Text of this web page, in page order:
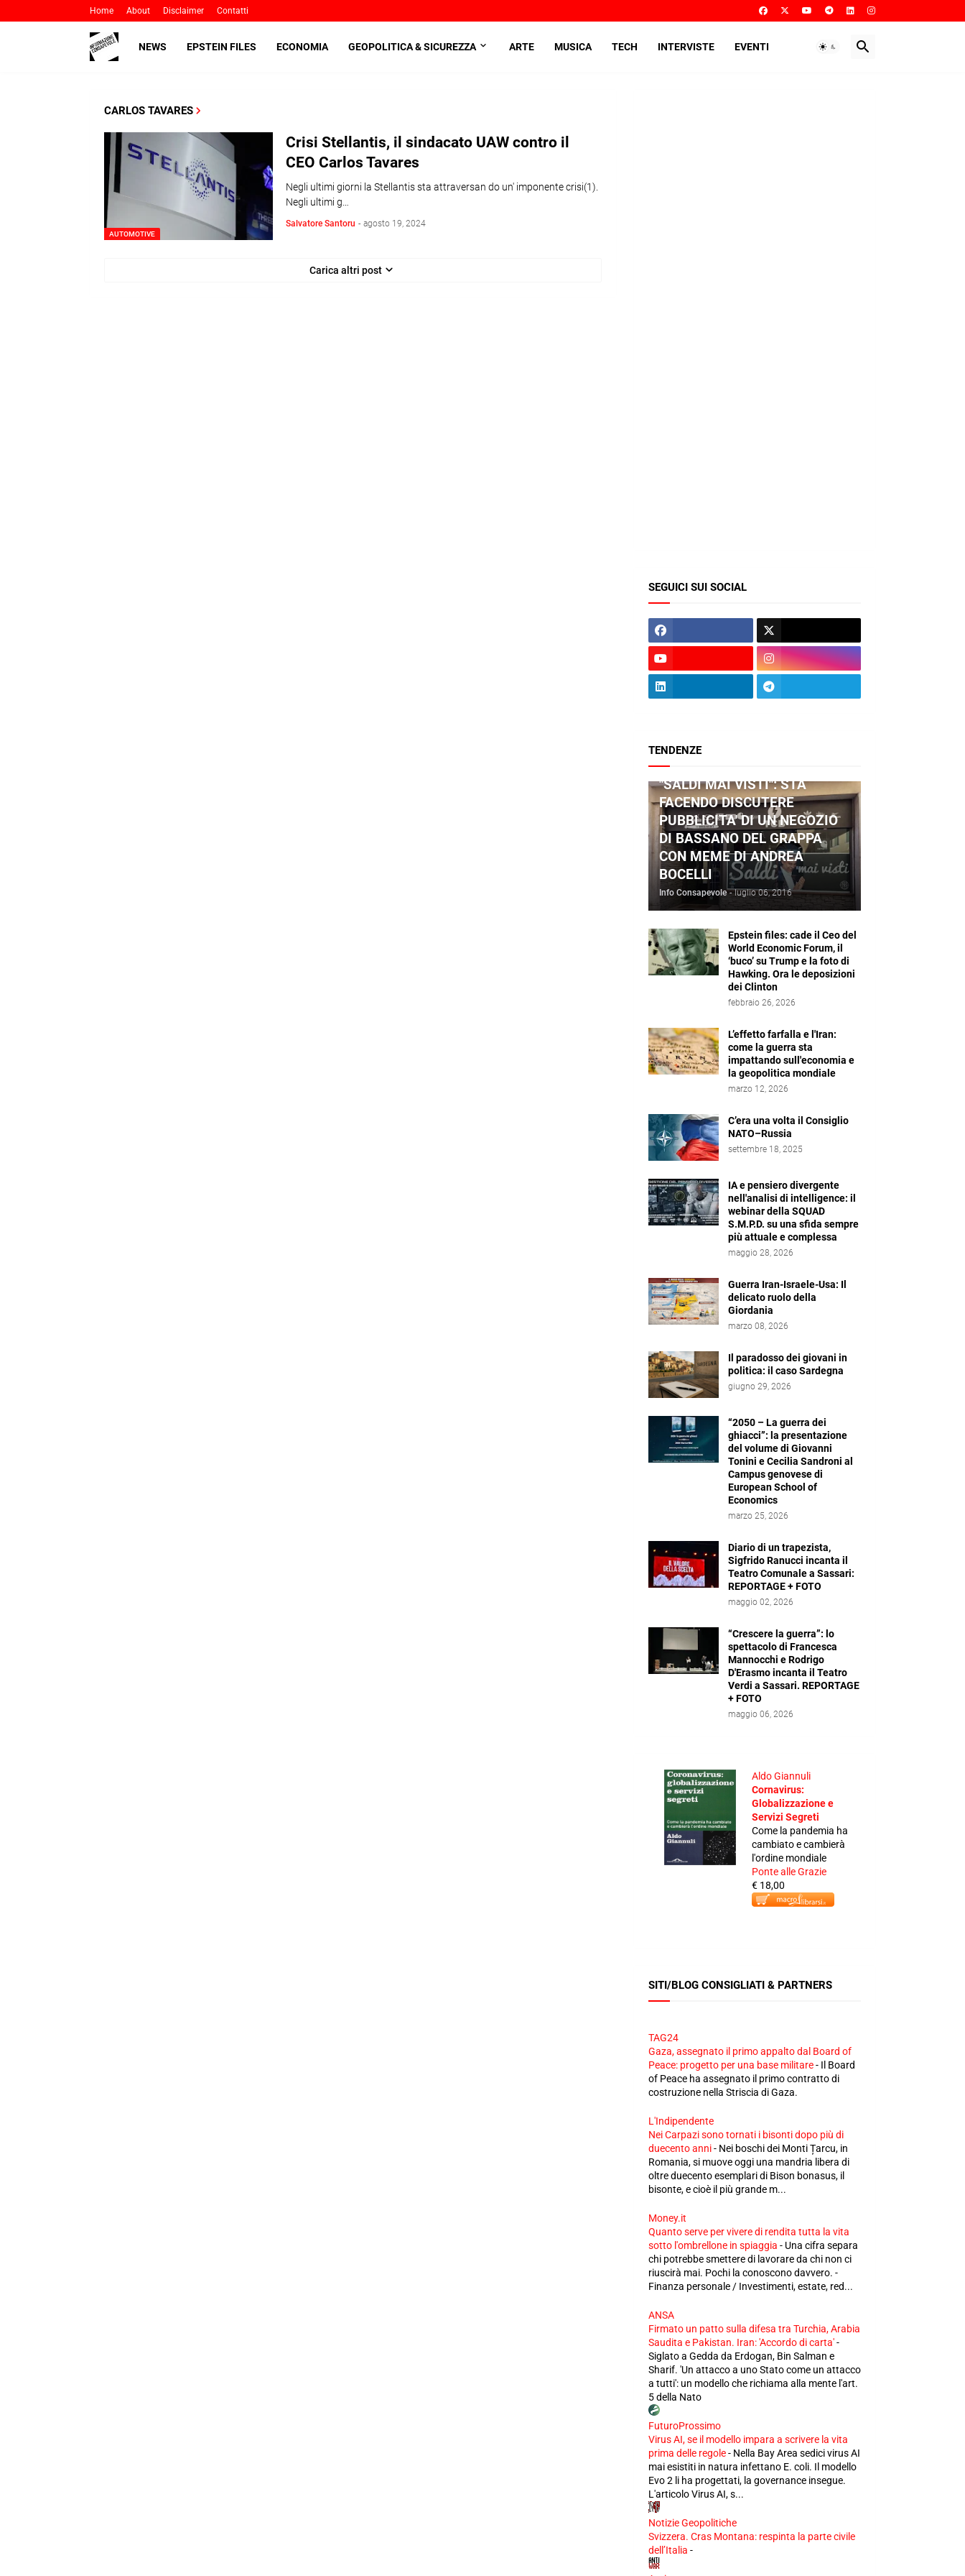
Home About Disclaimer Contatti
NEWS EPSTEIN FILES ECONOMIA GEOPOLITICA & SICUREZZA ARTE MUSICA TECH INTERVISTE EVENTI
CARLOS TAVARES
AUTOMOTIVE
Crisi Stellantis, il sindacato UAW contro il
CEO Carlos Tavares
Negli ultimi giorni la Stellantis sta attraversan do un' imponente crisi(1).
Negli ultimi g…
Salvatore Santoru - agosto 19, 2024
Carica altri post
SEGUICI SUI SOCIAL
TENDENZE
"SALDI MAI VISTI": STA
FACENDO DISCUTERE
PUBBLICITA' DI UN NEGOZIO
DI BASSANO DEL GRAPPA
CON MEME DI ANDREA
BOCELLI
Info Consapevole - luglio 06, 2016
Epstein files: cade il Ceo del
World Economic Forum, il
‘buco’ su Trump e la foto di
Hawking. Ora le deposizioni
dei Clinton
febbraio 26, 2026
L’effetto farfalla e l'Iran:
come la guerra sta
impattando sull'economia e
la geopolitica mondiale
marzo 12, 2026
C’era una volta il Consiglio
NATO–Russia
settembre 18, 2025
IA e pensiero divergente
nell'analisi di intelligence: il
webinar della SQUAD
S.M.P.D. su una sfida sempre
più attuale e complessa
maggio 28, 2026
Guerra Iran-Israele-Usa: Il
delicato ruolo della
Giordania
marzo 08, 2026
Il paradosso dei giovani in
politica: il caso Sardegna
giugno 29, 2026
“2050 – La guerra dei
ghiacci”: la presentazione
del volume di Giovanni
Tonini e Cecilia Sandroni al
Campus genovese di
European School of
Economics
marzo 25, 2026
Diario di un trapezista,
Sigfrido Ranucci incanta il
Teatro Comunale a Sassari:
REPORTAGE + FOTO
maggio 02, 2026
“Crescere la guerra”: lo
spettacolo di Francesca
Mannocchi e Rodrigo
D'Erasmo incanta il Teatro
Verdi a Sassari. REPORTAGE
+ FOTO
maggio 06, 2026
Aldo Giannuli
Cornavirus:
Globalizzazione e
Servizi Segreti
Come la pandemia ha
cambiato e cambierà
l'ordine mondiale
Ponte alle Grazie
€ 18,00
SITI/BLOG CONSIGLIATI & PARTNERS
TAG24
Gaza, assegnato il primo appalto dal Board of
Peace: progetto per una base militare- Il Board
of Peace ha assegnato il primo contratto di
costruzione nella Striscia di Gaza.
L'Indipendente
Nei Carpazi sono tornati i bisonti dopo più di
duecento anni- Nei boschi dei Monti Țarcu, in
Romania, si muove oggi una mandria libera di
oltre duecento esemplari di Bison bonasus, il
bisonte, e cioè il più grande m...
Money.it
Quanto serve per vivere di rendita tutta la vita
sotto l'ombrellone in spiaggia - Una cifra separa
chi potrebbe smettere di lavorare da chi non ci
riuscirà mai. Pochi la conoscono davvero. -
Finanza personale / Investimenti, estate, red...
ANSA
Firmato un patto sulla difesa tra Turchia, Arabia
Saudita e Pakistan. Iran: 'Accordo di carta'-
Siglato a Gedda da Erdogan, Bin Salman e
Sharif. 'Un attacco a uno Stato come un attacco
a tutti': un modello che richiama alla mente l'art.
5 della Nato
FuturoProssimo
Virus AI, se il modello impara a scrivere la vita
prima delle regole- Nella Bay Area sedici virus AI
mai esistiti in natura infettano E. coli. Il modello
Evo 2 li ha progettati, la governance insegue.
L'articolo Virus AI, s...
Notizie Geopolitiche
Svizzera. Cras Montana: respinta la parte civile
dell’Italia -